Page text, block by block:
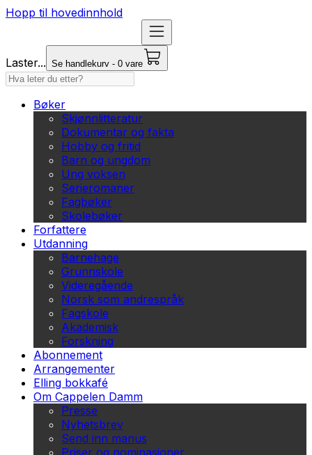
Hopp til hovedinnhold
Laster... Se handlekurv - 0 vare
Bøker
Skjønnlitteratur
Dokumentar og fakta
Hobby og fritid
Barn og ungdom
Ung voksen
Serieromaner
Fagbøker
Skolebøker
Forfattere
Utdanning
Barnehage
Grunnskole
Videregående
Norsk som andrespråk
Fagskole
Akademisk
Forskning
Abonnement
Arrangementer
Elling bokkafé
Om Cappelen Damm
Presse
Nyhetsbrev
Send inn manus
Priser og nominasjoner